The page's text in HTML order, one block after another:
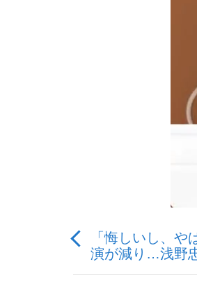
「悔しいし、
演が減り…浅野